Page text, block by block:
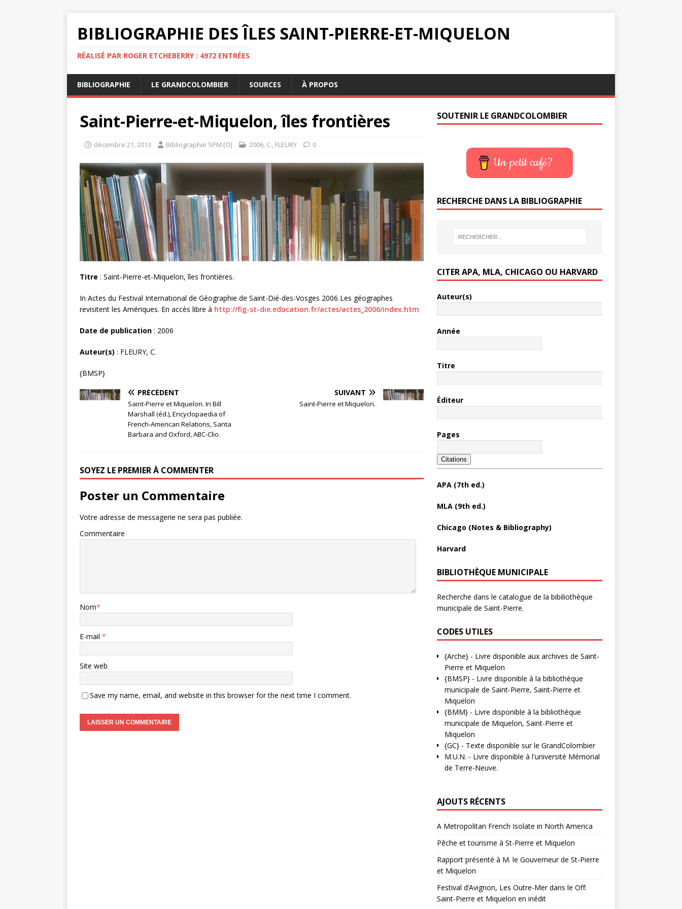
BIBLIOGRAPHIE DES ÎLES SAINT-PIERRE-ET-MIQUELON
RÉALISÉ PAR ROGER ETCHEBERRY : 4972 ENTRÉES
BIBLIOGRAPHIE LE GRANDCOLOMBIER SOURCES À PROPOS
Saint-Pierre-et-Miquelon, îles frontières
décembre 21, 2013 Bibliographie SPM [O] 2006, C., FLEURY 0
Titre : Saint-Pierre-et-Miquelon, îles frontières.
In Actes du Festival International de Géographie de Saint-Dié-des-Vosges 2006 Les géographes
revisitent les Amériques. En accès libre à http://fig-st-die.education.fr/actes/actes_2006/index.htm
Date de publication : 2006
Auteur(s) : FLEURY, C.
{BMSP}
PRÉCÉDENT
Saint-Pierre et Miquelon. In Bill
Marshall (éd.), Encyclopaedia of
French-American Relations, Santa
Barbara and Oxford, ABC-Clio.
SUIVANT
Saint-Pierre et Miquelon.
SOYEZ LE PREMIER À COMMENTER
Poster un Commentaire
Votre adresse de messagerie ne sera pas publiée.
Commentaire
Nom*
E-mail *
Site web
Save my name, email, and website in this browser for the next time I comment.
SOUTENIR LE GRANDCOLOMBIER
Un petit café?
RECHERCHE DANS LA BIBLIOGRAPHIE
CITER APA, MLA, CHICAGO OU HARVARD
Auteur(s)
Année
Titre
Éditeur
Pages
Citations
APA (7th ed.)
MLA (9th ed.)
Chicago (Notes & Bibliography)
Harvard
BIBLIOTHÈQUE MUNICIPALE
Recherche dans le catalogue de la bibiliothèque
municipale de Saint-Pierre.
CODES UTILES
{Arche}- Livre disponible aux archives de Saint-
Pierre et Miquelon
{BMSP}- Livre disponible à la bibliothèque
municipale de Saint-Pierre, Saint-Pierre et
Miquelon
{BMM}- Livre disponible à la bibliothèque
municipale de Miquelon, Saint-Pierre et
Miquelon
{GC}- Texte disponible sur le GrandColombier
M.U.N. - Livre disponible à l'université Mémorial
de Terre-Neuve.
AJOUTS RÉCENTS
A Metropolitan French Isolate in North America
Pêche et tourisme à St-Pierre et Miquelon
Rapport présenté à M. le Gouverneur de St-Pierre
et Miquelon
Festival d’Avignon, Les Outre-Mer dans le Off:
Saint-Pierre et Miquelon en inédit